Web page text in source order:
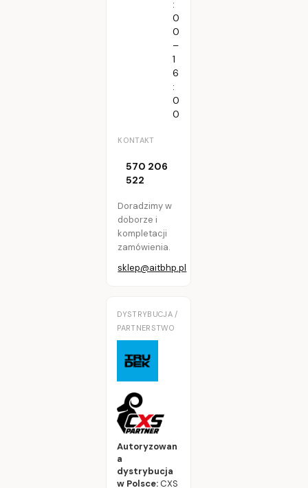
:
0
0
–
1
6
:
0
0
KONTAKT
570 206
522
Doradzimy w
doborze i
kompletacji
zamówienia.
sklep@aitbhp.pl
DYSTRYBUCJA /
PARTNERSTWO
Autoryzowan
a
dystrybucja
w Polsce:CXS